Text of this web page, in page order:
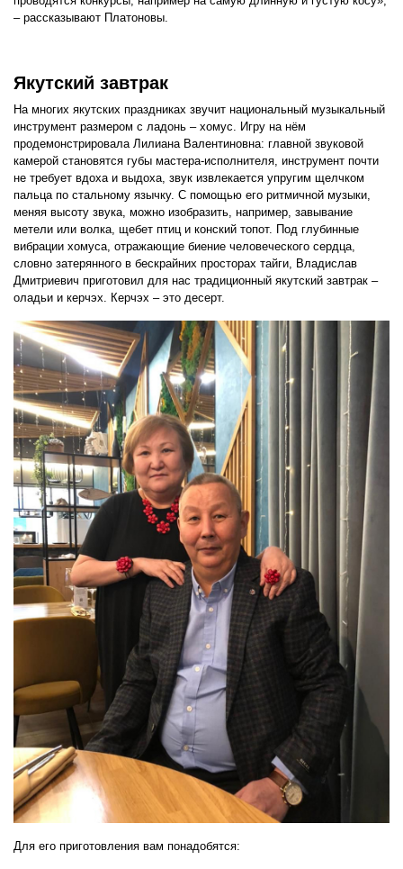
– рассказывают Платоновы.
Якутский завтрак
На многих якутских праздниках звучит национальный музыкальный
инструмент размером с ладонь – хомус. Игру на нём
продемонстрировала Лилиана Валентиновна: главной звуковой
камерой становятся губы мастера-исполнителя, инструмент почти
не требует вдоха и выдоха, звук извлекается упругим щелчком
пальца по стальному язычку. С помощью его ритмичной музыки,
меняя высоту звука, можно изобразить, например, завывание
метели или волка, щебет птиц и конский топот. Под глубинные
вибрации хомуса, отражающие биение человеческого сердца,
словно затерянного в бескрайних просторах тайги, Владислав
Дмитриевич приготовил для нас традиционный якутский завтрак –
оладьи и керчэх. Керчэх – это десерт.
Для его приготовления вам понадобятся: